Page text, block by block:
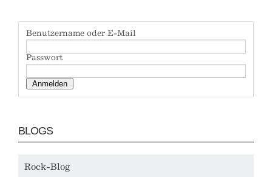
Benutzername oder E-Mail
Passwort
BLOGS
Rock-Blog